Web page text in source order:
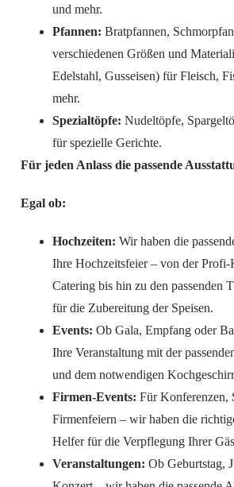
und mehr.
Pfannen: Bratpfannen,
verschiedenen Größen und
Edelstahl, Gusseisen) für Fleisch,
mehr.
Spezialtöpfe: Nudeltöpfe,
für spezielle Gerichte.
Für jeden Anlass die passende
Egal ob:
Hochzeiten: Wir haben die
Ihre Hochzeitsfeier – von der Profi-
Catering bis hin zu den passenden
für die Zubereitung der Speisen.
Events: Ob Gala, Empfang oder
Ihre Veranstaltung mit der
und dem notwendigen
Firmen-Events: Für Konferenzen,
Firmenfeiern – wir haben die
Helfer für die Verpflegung Ihrer
Veranstaltungen: Ob Geburtstag,